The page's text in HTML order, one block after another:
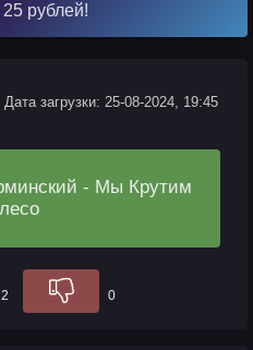
25 рублей!
Дата загрузки: 25-08-2024, 19:45
- Мы Крутим
2 0